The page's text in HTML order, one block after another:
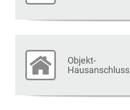
Objekt-
Hausanschluss